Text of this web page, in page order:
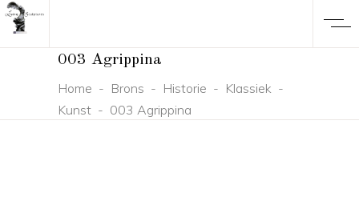
003 Agrippina
Home - Brons - Historie - Klassiek-
Kunst- 003 Agrippina